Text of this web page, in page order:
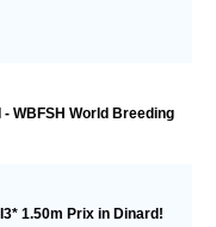
WBFSH World Breeding
1.50m Prix in Dinard!